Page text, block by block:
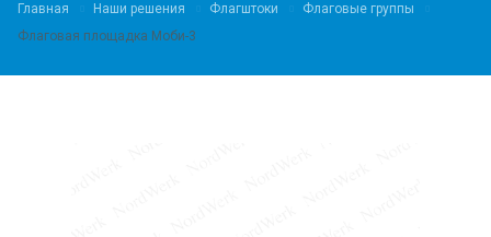
Главная Наши решения Флагштоки
Флаговые группы
Флаговая площадка Моби-3